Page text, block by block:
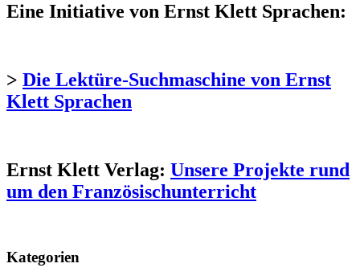
Eine Initiative von Ernst Klett Sprachen:
> Die Lektüre-Suchmaschine von Ernst
Klett Sprachen
Ernst Klett Verlag: Unsere Projekte rund
um den Französischunterricht
Kategorien